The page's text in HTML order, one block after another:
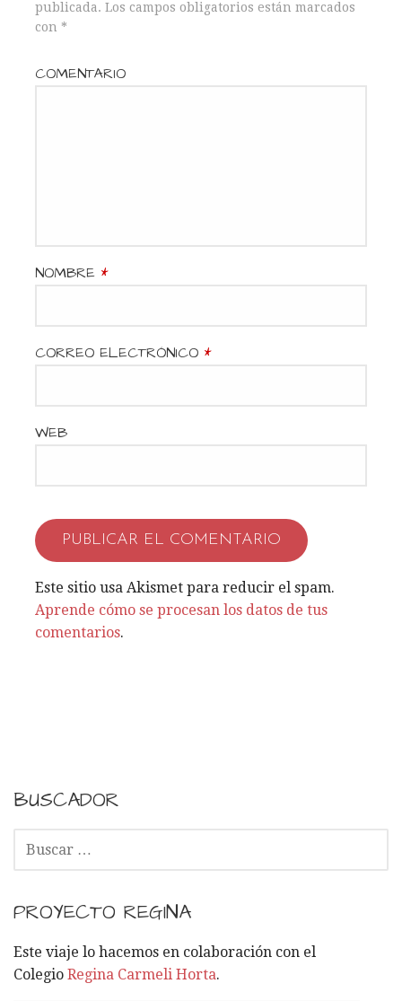
publicada. Los campos obligatorios están marcados
con *
COMENTARIO
NOMBRE *
CORREO ELECTRÓNICO *
WEB
Este sitio usa Akismet para reducir el spam.
Aprende cómo se procesan los datos de tus
comentarios.
BUSCADOR
C
R
:
PROYECTO REGINA
Este viaje lo hacemos en colaboración con el
Colegio Regina Carmeli Horta.